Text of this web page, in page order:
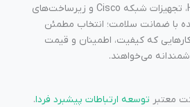
تأمین سرور استوک HP، تجهیزات شبکه Cisco و زیرساخت‌های
با ضمانت سلامت؛ انتخاب مطمئن
که کیفیت، اطمینان و قیمت
می‌خواهند.
معتبر توسعه ارتباطات پیشبرد فردا.